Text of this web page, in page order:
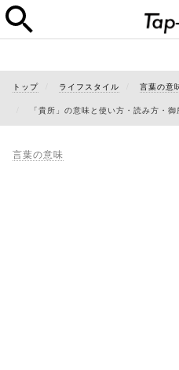
トップ ライフスタイル 言葉の意
「貴所」の意味と使い方・読み方・
言葉の意味